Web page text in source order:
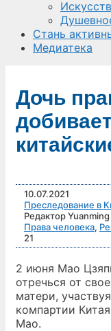
Стань
Медиатека
Дочь
10.07.2021
Преследование в
Редактор Yuanming
Права человека,
21
2 июня Мао
отречься от
матери,
компартии
Мао.